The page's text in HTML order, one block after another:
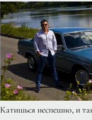
Катишься неспешно, и